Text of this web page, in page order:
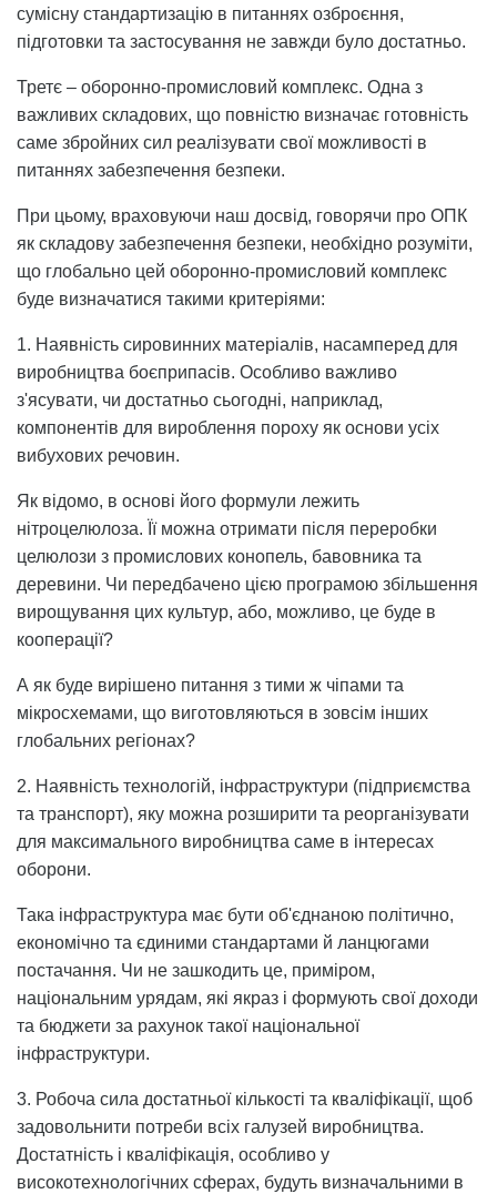
сумісну стандартизацію в питаннях озброєння,
підготовки та застосування не завжди було достатньо.
Третє – оборонно-промисловий комплекс. Одна з
важливих складових, що повністю визначає готовність
саме збройних сил реалізувати свої можливості в
питаннях забезпечення безпеки.
При цьому, враховуючи наш досвід, говорячи про ОПК
як складову забезпечення безпеки, необхідно розуміти,
що глобально цей оборонно-промисловий комплекс
буде визначатися такими критеріями:
1. Наявність сировинних матеріалів, насамперед для
виробництва боєприпасів. Особливо важливо
з'ясувати, чи достатньо сьогодні, наприклад,
компонентів для вироблення пороху як основи усіх
вибухових речовин.
Як відомо, в основі його формули лежить
нітроцелюлоза. Її можна отримати після переробки
целюлози з промислових конопель, бавовника та
деревини. Чи передбачено цією програмою збільшення
вирощування цих культур, або, можливо, це буде в
кооперації?
А як буде вирішено питання з тими ж чіпами та
мікросхемами, що виготовляються в зовсім інших
глобальних регіонах?
2. Наявність технологій, інфраструктури (підприємства
та транспорт), яку можна розширити та реорганізувати
для максимального виробництва саме в інтересах
оборони.
Така інфраструктура має бути об'єднаною політично,
економічно та єдиними стандартами й ланцюгами
постачання. Чи не зашкодить це, приміром,
національним урядам, які якраз і формують свої доходи
та бюджети за рахунок такої національної
інфраструктури.
3. Робоча сила достатньої кількості та кваліфікації, щоб
задовольнити потреби всіх галузей виробництва.
Достатність і кваліфікація, особливо у
високотехнологічних сферах, будуть визначальними в